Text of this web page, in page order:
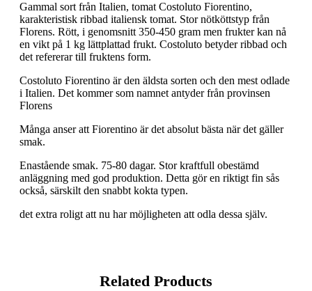
Gammal sort från Italien, tomat Costoluto Fiorentino,
karakteristisk ribbad italiensk tomat. Stor nötköttstyp från
Florens. Rött, i genomsnitt 350-450 gram men frukter kan nå
en vikt på 1 kg lättplattad frukt. Costoluto betyder ribbad och
det refererar till fruktens form.
Costoluto Fiorentino är den äldsta sorten och den mest odlade
i Italien. Det kommer som namnet antyder från provinsen
Florens
Många anser att Fiorentino är det absolut bästa när det gäller
smak.
Enastående smak. 75-80 dagar. Stor kraftfull obestämd
anläggning med god produktion. Detta gör en riktigt fin sås
också, särskilt den snabbt kokta typen.
det extra roligt att nu har möjligheten att odla dessa själv.
Related Products